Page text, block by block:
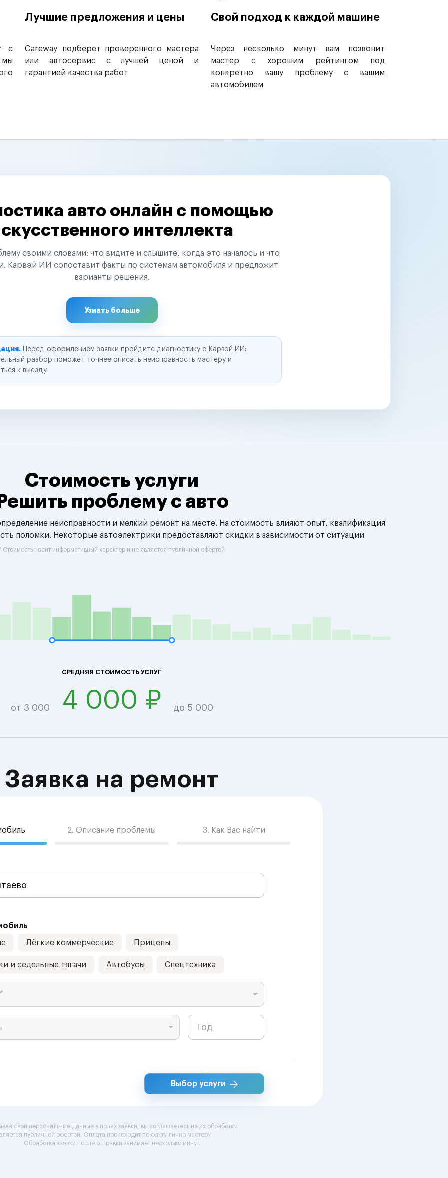
с
мы
Лучшие предложения и цены
Careway подберет проверенного мастера
или автосервис с лучшей ценой и
гарантией качества работ
Свой подход к каждой машине
Через несколько минут вам позвонит
мастер с хорошим рейтингом под
конкретно вашу проблему с вашим
автомобилем
авто онлайн с помощью
интеллекта
своими словами: что видите и слышите, когда это началось и что
Карвэй ИИ сопоставит факты по системам автомобиля и предложит
варианты решения.
Узнать больше
Перед оформлением заявки пройдите диагностику с Карвэй ИИ:
разбор поможет точнее описать неисправность мастеру и
к выезду.
Стоимость услуги
Решить проблему с авто
неисправности и мелкий ремонт на месте. На стоимость влияют опыт, квалификация
поломки. Некоторые автоэлектрики предоставляют скидки в зависимости от ситуации
Стоимость носит информативный характер и не является публичной офертой
СРЕДНЯЯ СТОИМОСТЬ УСЛУГ
от 3 000 4 000 ₽ до 5 000
Заявка на ремонт
2. Описание проблемы 3. Как Вас найти
Лёгкие коммерческие Прицепы
и седельные тягачи Автобусы Спецтехника
Выбор услуги
свои персональные данные в полях заявки, вы соглашаетесь на их обработку.
публичной офертой. Оплата происходит по факту лично мастеру.
Обработка заявки после отправки занимает несколько минут.